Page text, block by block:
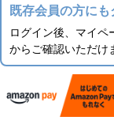
既存会員の方に
ログイン後、マイペ
からご確認いただけ